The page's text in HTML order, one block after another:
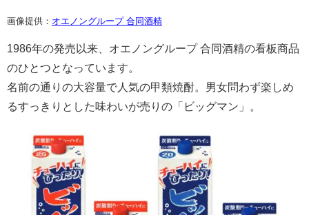
画像提供： オエノングループ 合同酒精
1986年の発売以来、オエノングループ 合同酒精の看板商品
のひとつとなっています。
名前の通りの大容量で人気の甲類焼酎。男女問わず楽しめ
るすっきりとした味わいが売りの「ビッグマン」。